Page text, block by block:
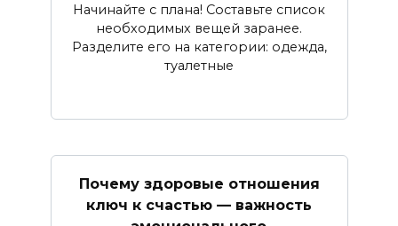
Начинайте с плана! Составьте список
необходимых вещей заранее.
Разделите его на категории: одежда,
туалетные
Почему здоровые отношения
ключ к счастью — важность